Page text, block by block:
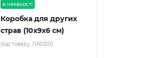
в наявності
Коробка для других
страв (10х9х6 см)
Код товару: ЛА0200